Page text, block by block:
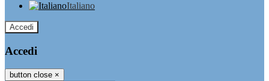
Italiano
Accedi
Accedi
button close ×